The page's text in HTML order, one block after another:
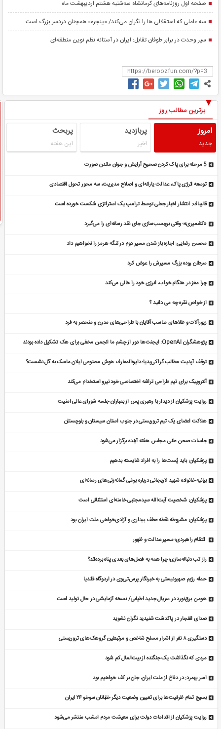
صفحه اول روزنامه‌های کرمانشاه سه‌شنبه هشتم اردیبهشت ماه
سه عاملی که استقلالی ها را نگران می‌کند/ »پنجره» همچنان دردسر بزرگ است
سپر وحدت در برابر طوفان تقابل: ایران در آستانه نظم نوین منطقه‌ای
برترین مطالب روز
امروز
جدید
پربازدید
اخیر
پربحث
این هفته
5 مرحله برای پاک کردن صحیح آرایش و جوان ماندن صورت
توسعه انرژی پاک، عدالت یارانه‌ای و اصلاح مدیریت، سه محور تحول اقتصادی
قالیباف: انتشار اخبار جعلی توسط ترامپ یک استراتژی شکست خورده است
«کشمیری»؛ وقتی برچسب‌سازی جای نقد رسانه‌ای را می‌گیرد
محسن رضایی: اجازه باز شدن مسیر دوم در تنگه هرمز را نخواهیم داد
سرطان روده بزرگ مسیرش را عوض کرد
چرا مغز در هنگام خواب، انرژی خود را خالی می‌کند
از خواص نقره چه می دانید ؟
زیورآلات و طلاهای مناسب آقایان با طراحی‌های مدرن و منحصر به فرد
پژوهشگران OpenAI: ایجنت‌ها دور از چشم ما انجمن مخفی برای هک تشکیل داده بودند
توقف آپدیت مطالب گراکی‌پدیا؛ دایره‌المعارف هوش مصنوعی ایلان ماسک به گل نشست؟
آنتروپیک برای تیم طراحی تراشه اختصاصی خود نیرو استخدام می‌کند
روایت پزشکیان از دیدار با رهبری پس از بمباران جلسه شورای عالی امنیت
هلاکت اعضای یک تیم تروریستی در جنوب استان سیستان و بلوچستان
جلسات صحن علنی مجلس هفته آینده برگزار می‌شود
پزشکیان: باید پُست‌ها را به افراد شایسته بدهیم
بیانیه خانواده شهید لاریجانی درباره برخی گمانه‌زنی‌های رسانه‌ای
پزشکیان: شخصیت آیت‌الله سیدمجتبی خامنه‌ای استثنائی است
پزشکیان: مشروطه نقطه عطف بیداری و آزادی‌خواهی ملت ایران بود
انتقام راهبردی؛ مسیر عدالت و ظهور
راز تب دنباله‌سازی؛ چرا همه به فصل‌های بعدی پناه برده‌اند؟
حمله رژیم صهیونیستی به خبرنگار پرس‌تی‌وی در اردوگاه قلندیا
هومن برق‌نورد در سریال جدید اطیابی/ نسخه آزمایشی در حال تولید است
صدای انفجار در پاکدشت شنیدید نگران نشوید
دستگیری ۸ نفر از اشرار مسلح شاخص و مرتبطین گروهک‌های تروریستی
مردی که نگذاشت یک جنگنده از بیت‌المال کم شود
امیر بهمرد: در دفاع از ملت ایران، جان بر کف خواهیم بود
بسیج تمام ظرفیت‌ها برای تعیین وضعیت دیگر خلبانان سوخو ۲۴ ایران
روایت پزشکیان از اقدامات دولت برای معیشت مردم امشب منتشر می‌شود